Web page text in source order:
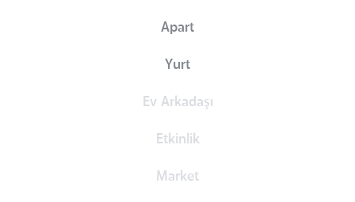
Apart
Yurt
Ev Arkadaşı
Etkinlik
Market